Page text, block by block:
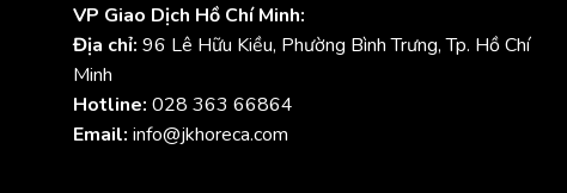
VP Giao Dịch Hồ Chí Minh:
Địa chỉ: 96 Lê Hữu Kiều, Phường Bình Trưng, Tp. Hồ Chí
Minh
Hotline: 028 363 66864
Email: info@jkhoreca.com